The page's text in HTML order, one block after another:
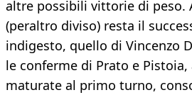
altre possibili vittorie di peso.
(peraltro diviso) resta il
indigesto, quello di Vincenzo
le conferme di Prato e
maturate al primo turno,